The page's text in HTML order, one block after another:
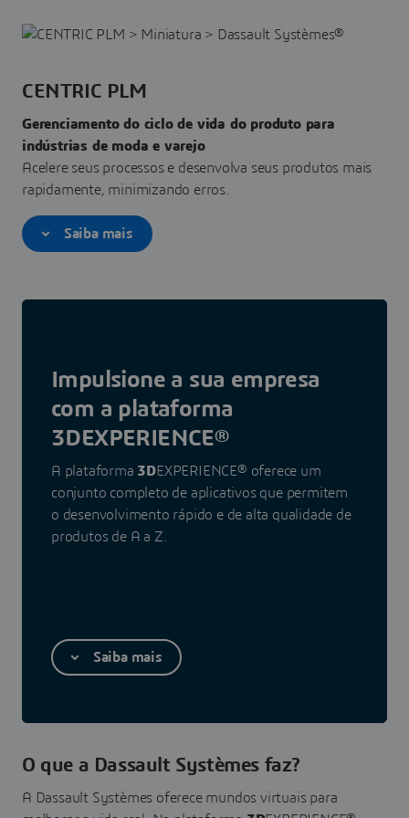
CENTRIC PLM
Gerenciamento do ciclo de vida do produto para
indústrias de moda e varejo
Acelere seus processos e desenvolva seus produtos mais
rapidamente, minimizando erros.
Saiba mais
Impulsione a sua empresa
com a plataforma
3DEXPERIENCE®
A plataforma 3DEXPERIENCE® oferece um
conjunto completo de aplicativos que permitem
o desenvolvimento rápido e de alta qualidade de
produtos de A a Z.
Saiba mais
O que a Dassault Systèmes faz?
A Dassault Systèmes oferece mundos virtuais para